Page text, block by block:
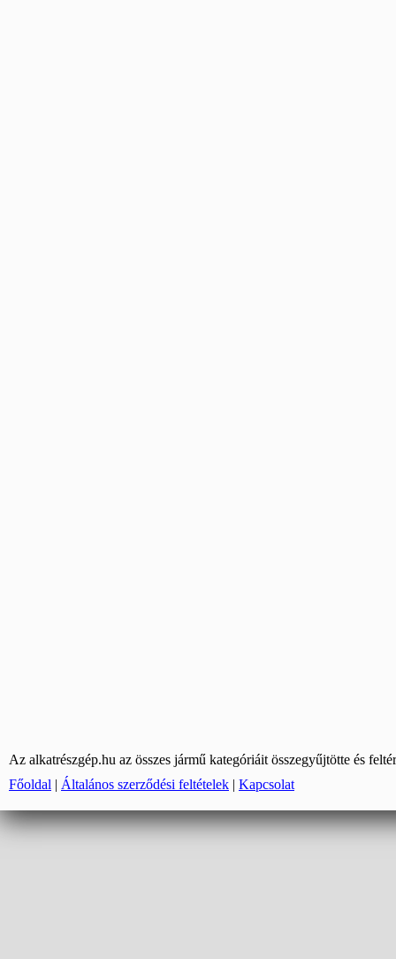
Az alkatrészgép.hu az összes jármű kategóriáit összegyűjtötte és
Főoldal | Általános szerződési feltételek | Kapcsolat